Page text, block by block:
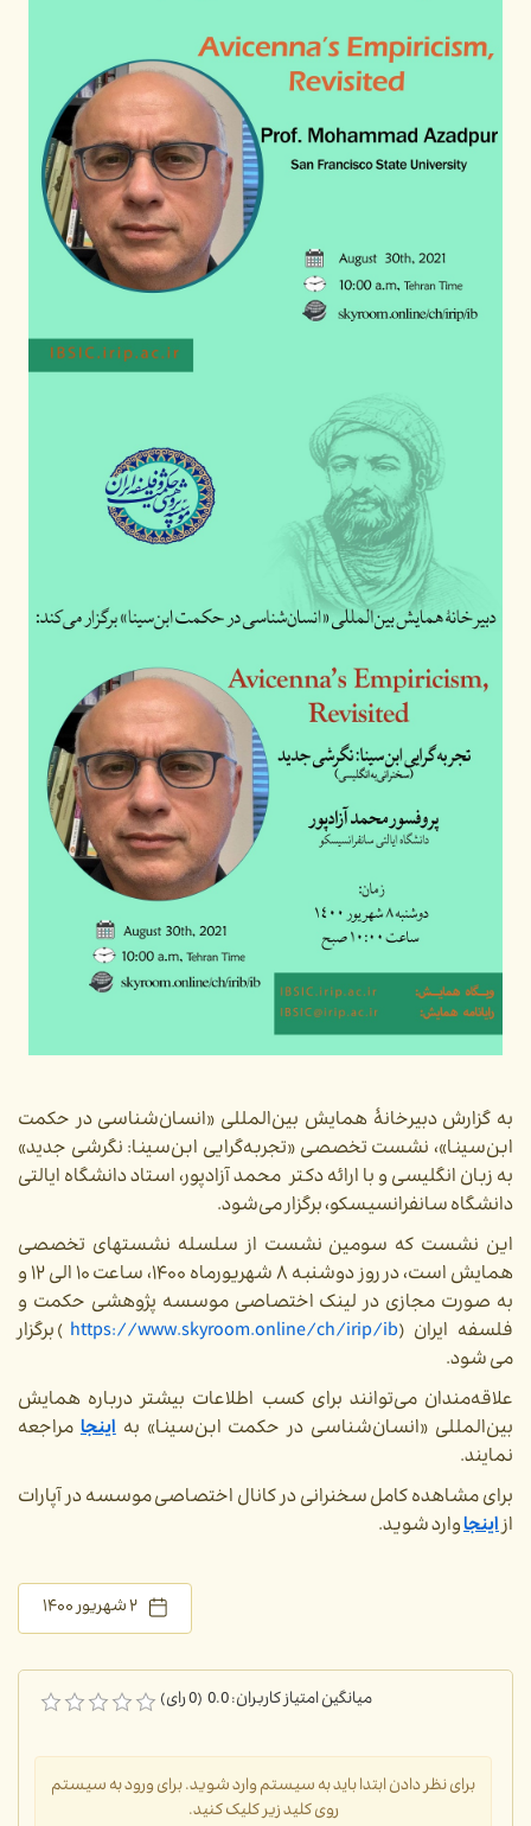
به گزارش دبیرخانۀ همایش بین‌المللی «انسان‌شناسی در حکمت
ابن‌سینا»، نشست تخصصی «تجربه‌گرایی ابن‌سینا: نگرشی جدید»
به زبان انگلیسی و با ارائه دکتر محمد آزادپور، استاد دانشگاه ایالتی
دانشگاه سانفرانسیسکو، برگزار می‌شود.
این نشست که سومین نشست از سلسله نشستهای تخصصی
همایش است، در روز دوشنبه ۸ شهریورماه ۱۴۰۰، ساعت ۱۰ الی ۱۲ و
به صورت مجازی در لینک اختصاصی موسسه پژوهشی حکمت و
فلسفه ایران (https://www.skyroom.online/ch/irip/ib ) برگزار
می شود.
علاقه‌مندان می‌توانند برای کسب اطلاعات بیشتر درباره همایش
بین‌المللی «انسان‌شناسی در حکمت ابن‌سینا» بهاینجامراجعه
نمایند.
برای مشاهده کامل سخنرانی در کانال اختصاصی موسسه در آپارات
ازاینجاوارد شوید.
۲ شهریور ۱۴۰۰
میانگین امتیاز کاربران: 0.0 (0 رای)
برای نظر دادن ابتدا باید به سیستم وارد شوید. برای ورود به سیستم
روی کلید زیر کلیک کنید.